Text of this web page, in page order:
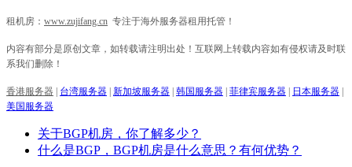
租机房： www.zujifang.cn 专注于海外服务器租用托管！
内容有部分是原创文章，如转载请注明出处！互联网上转载内容如有侵权请及时联
系我们删除！
香港服务器 台湾服务器 新加坡服务器 韩国服务器 菲律宾服务器 日本服务器
美国服务器
关于BGP机房，你了解多少？
什么是BGP，BGP机房是什么意思？有何优势？